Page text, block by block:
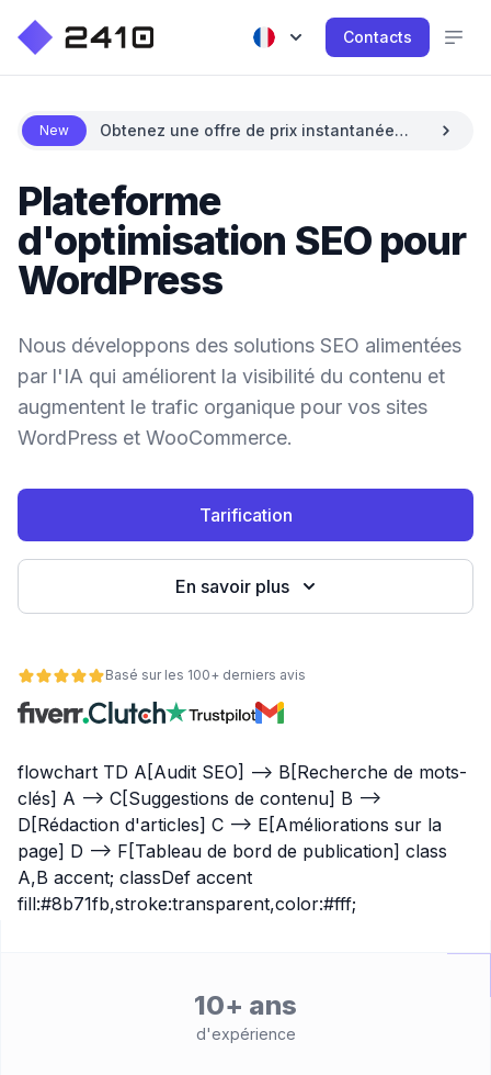
Contacts
New
Obtenez une offre de prix instantanée
Plateforme
d'optimisation SEO pour
WordPress
Nous développons des solutions SEO alimentées
par l'IA qui améliorent la visibilité du contenu et
augmentent le trafic organique pour vos sites
WordPress et WooCommerce.
Tarification
En savoir plus
Basé sur les 100+ derniers avis
flowchart TD A[Audit SEO] --> B[Recherche de mots-
clés] A --> C[Suggestions de contenu] B -->
D[Rédaction d'articles] C --> E[Améliorations sur la
page] D --> F[Tableau de bord de publication] class
A,B accent; classDef accent
fill:#8b71fb,stroke:transparent,color:#fff;
10+ ans
d'expérience